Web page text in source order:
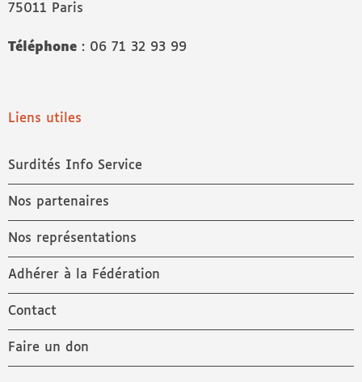
75011 Paris
Téléphone : 06 71 32 93 99
Liens utiles
Surdités Info Service
Nos partenaires
Nos représentations
Adhérer à la Fédération
Contact
Faire un don